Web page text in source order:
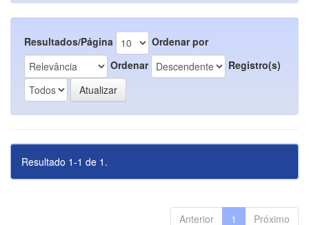
Resultados/Página
Ordenar por
Ordenar
Registro(s)
Resultado 1-1 de 1.
Anterior 1 Próximo